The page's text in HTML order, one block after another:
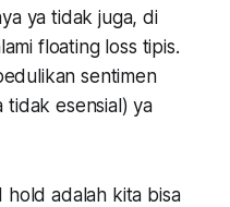
ya tidak juga, di
floating loss tipis.
sentimen
tidak esensial) ya
adalah kita bisa